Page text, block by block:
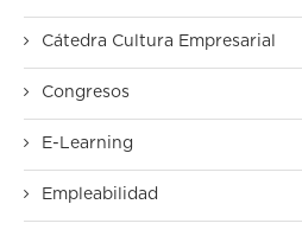
Cátedra Cultura Empresarial
Congresos
E-Learning
Empleabilidad